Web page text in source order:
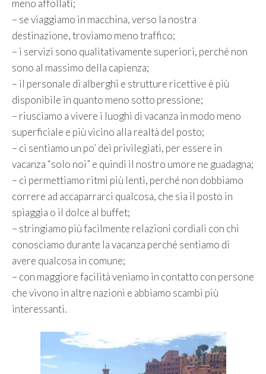
meno affollati;
– se viaggiamo in macchina, verso la nostra
destinazione, troviamo meno traffico;
– i servizi sono qualitativamente superiori, perché non
sono al massimo della capienza;
– il personale di alberghi e strutture ricettive è più
disponibile in quanto meno sotto pressione;
– riusciamo a vivere i luoghi di vacanza in modo meno
superficiale e più vicino alla realtà del posto;
– ci sentiamo un po’ dei privilegiati, per essere in
vacanza “solo noi” e quindi il nostro umore ne guadagna;
– ci permettiamo ritmi più lenti, perché non dobbiamo
correre ad accaparrarci qualcosa, che sia il posto in
spiaggia o il dolce al buffet;
– stringiamo più facilmente relazioni cordiali con chi
conosciamo durante la vacanza perché sentiamo di
avere qualcosa in comune;
– con maggiore facilità veniamo in contatto con persone
che vivono in altre nazioni e abbiamo scambi più
interessanti.